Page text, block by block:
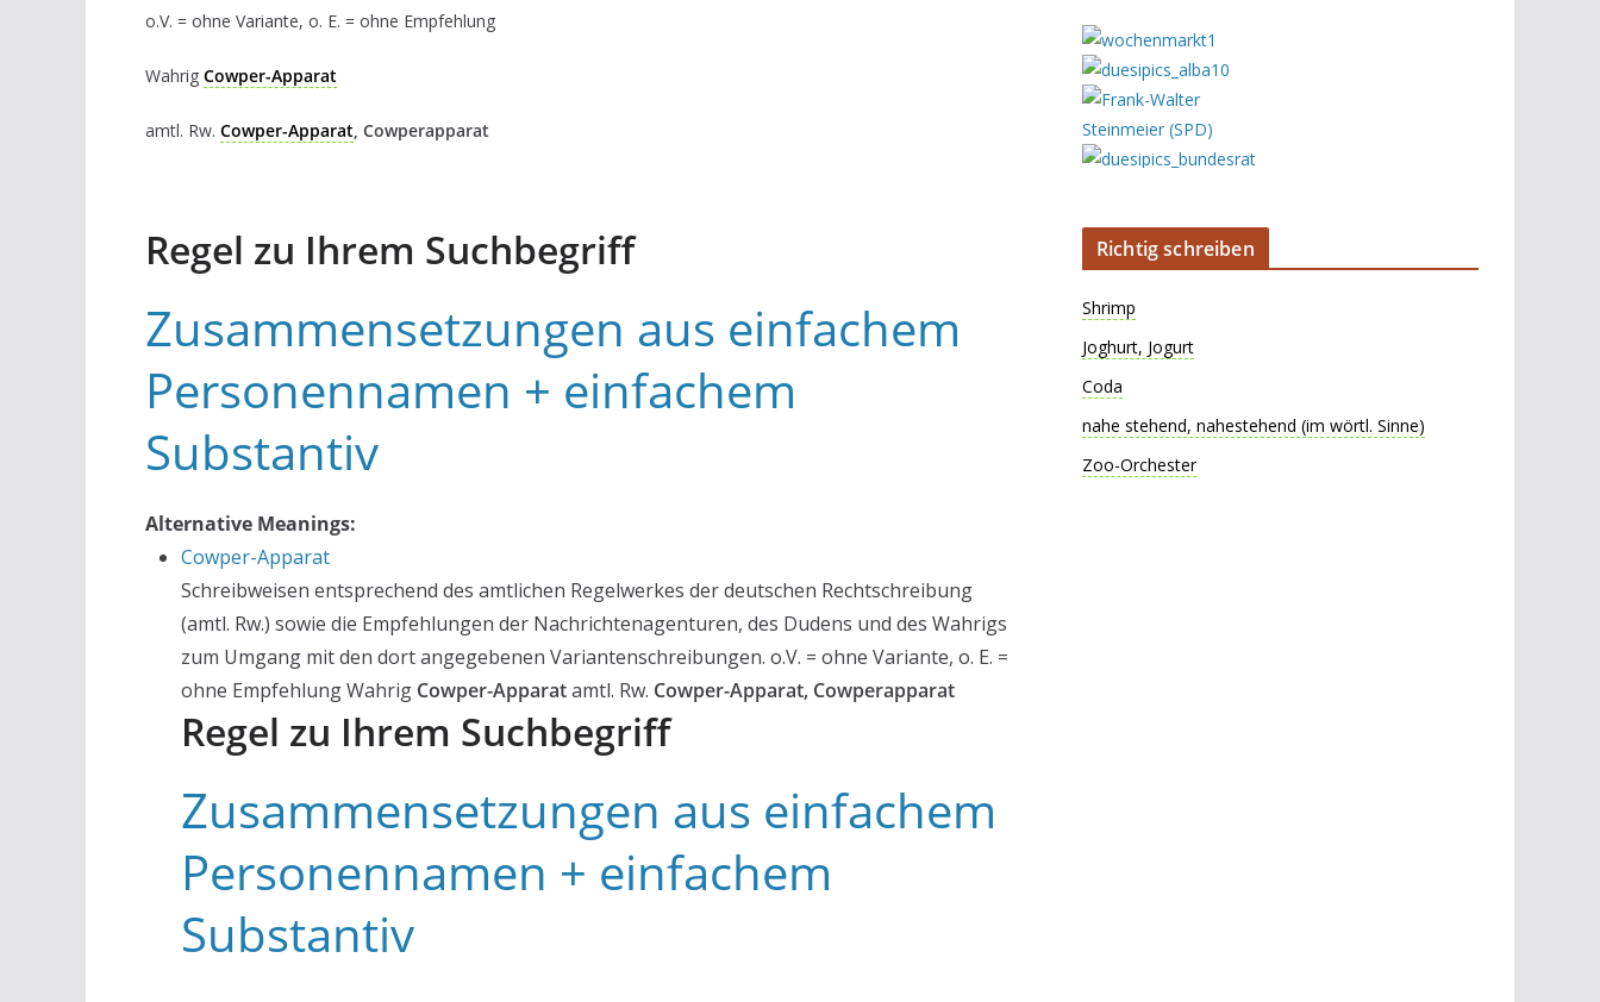
o.V. = ohne Variante, o. E. = ohne Empfehlung
Wahrig Cowper-Apparat
amtl. Rw. Cowper-Apparat, Cowperapparat
Regel zu Ihrem Suchbegriff
Zusammensetzungen aus einfachem
Personennamen + einfachem
Substantiv
Alternative Meanings:
Cowper-Apparat
Schreibweisen entsprechend des amtlichen Regelwerkes der deutschen Rechtschreibung
(amtl. Rw.) sowie die Empfehlungen der Nachrichtenagenturen, des Dudens und des Wahrigs
zum Umgang mit den dort angegebenen Variantenschreibungen. o.V. = ohne Variante, o. E. =
ohne Empfehlung Wahrig Cowper-Apparatamtl. Rw. Cowper-Apparat, Cowperapparat
Regel zu Ihrem Suchbegriff
Zusammensetzungen aus einfachem
Personennamen + einfachem
Substantiv
Richtig schreiben
Shrimp
Joghurt, Jogurt
Coda
nahe stehend, nahestehend (im wörtl. Sinne)
Zoo-Orchester